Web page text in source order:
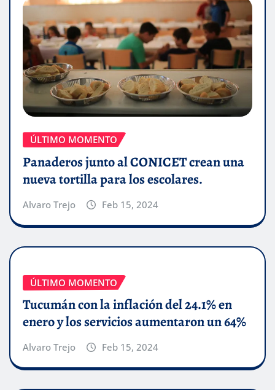
ÚLTIMO MOMENTO
Panaderos junto al CONICET crean una
nueva tortilla para los escolares.
Alvaro Trejo Feb 15, 2024
ÚLTIMO MOMENTO
Tucumán con la inflación del 24.1% en
enero y los servicios aumentaron un 64%
Alvaro Trejo Feb 15, 2024